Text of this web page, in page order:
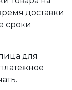
доставки
сроки
для